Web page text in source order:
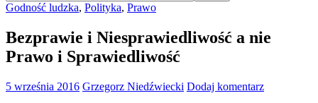
Godność ludzka, Polityka, Prawo
Bezprawie i Niesprawiedliwość a nie
Prawo i Sprawiedliwość
5 września 2016 Grzegorz Niedźwiecki Dodaj komentarz